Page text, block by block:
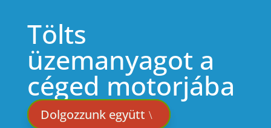
Tölts
üzemanyagot a
céged motorjába
Dolgozzunk együtt